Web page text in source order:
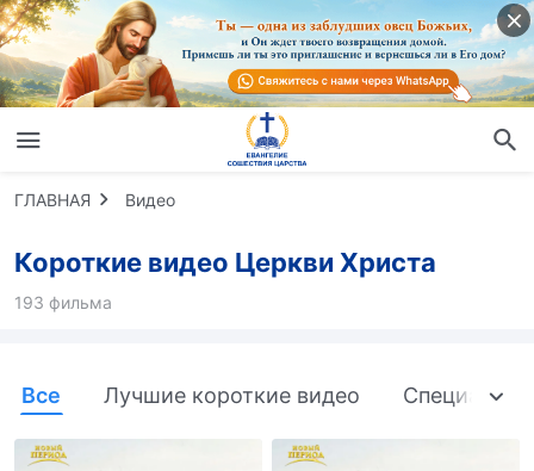
ГЛАВНАЯ Видео
Короткие видео Церкви Христа
193 фильма
Все Лучшие короткие видео